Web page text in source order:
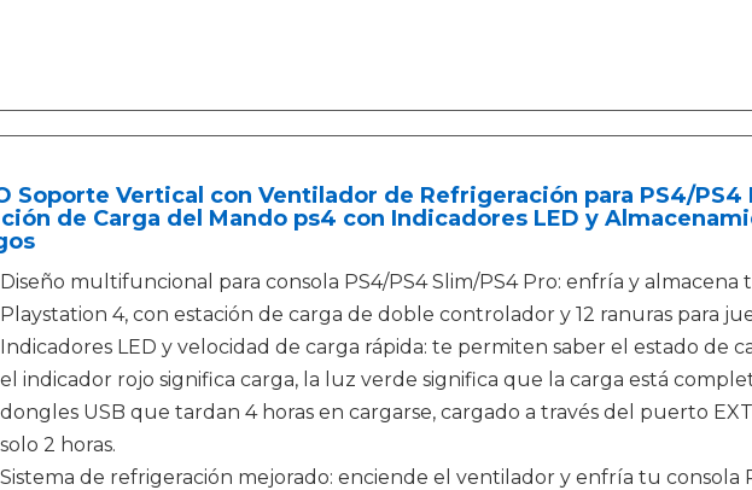
Soporte Vertical con Ventilador de Refrigeración para PS4/PS4
de Carga del Mando ps4 con Indicadores LED y
Diseño multifuncional para consola PS4/PS4 Slim/PS4 Pro: enfría y almacena
Playstation 4, con estación de carga de doble controlador y 12 ranuras para
Indicadores LED y velocidad de carga rápida: te permiten saber el estado de
el indicador rojo significa carga, la luz verde significa que la carga está
dongles USB que tardan 4 horas en cargarse, cargado a través del puerto
solo 2 horas.
Sistema de refrigeración mejorado: enciende el ventilador y enfría tu consola